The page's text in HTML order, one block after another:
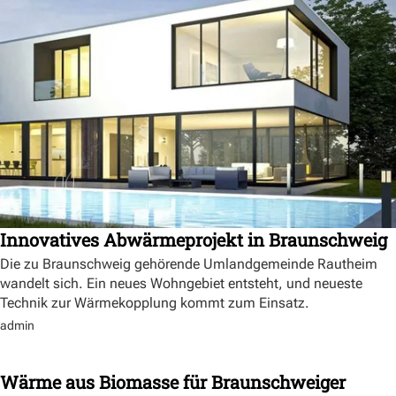
Innovatives Abwärmeprojekt in Braunschweig
Die zu Braunschweig gehörende Umlandgemeinde Rautheim
wandelt sich. Ein neues Wohngebiet entsteht, und neueste
Technik zur Wärmekopplung kommt zum Einsatz.
admin
Wärme aus Biomasse für Braunschweiger